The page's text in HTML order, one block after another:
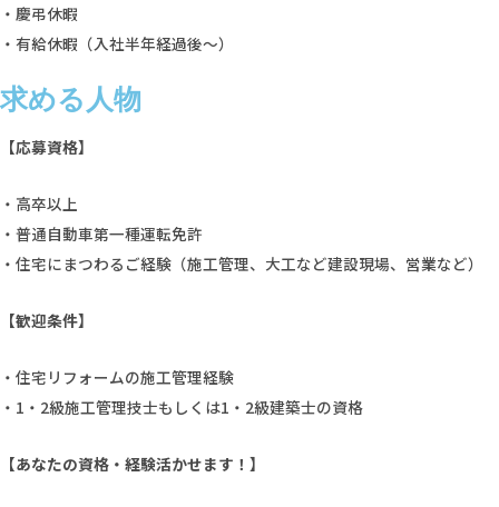
・慶弔休暇
・有給休暇（入社半年経過後～）
求める人物
【応募資格】
・高卒以上
・ 普通自動車第一種運転免許
・住宅にまつわるご経験（施工管理、大工など建設現場、営業など）
【歓迎条件】
・住宅リフォームの施工管理経験
・1・2級施工管理技士もしくは1・2級建築士の資格
【あなたの資格・経験活かせます！】